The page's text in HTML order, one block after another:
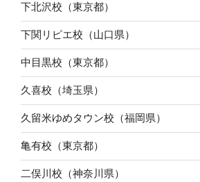
下北沢校（東京都）
下関リピエ校（山口県）
中目黒校（東京都）
久喜校（埼玉県）
久留米ゆめタウン校（福岡県）
亀有校（東京都）
二俣川校（神奈川県）